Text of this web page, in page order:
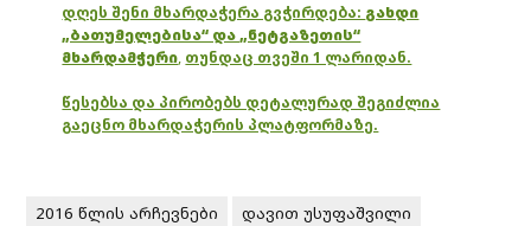
დღეს შენი მხარდაჭერა გვჭირდება: გახდი
„ბათუმელებისა“ და „ნეტგაზეთის“
მხარდამჭერი, თუნდაც თვეში 1 ლარიდან.
წესებსა და პირობებს დეტალურად შეგიძლია
გაეცნო მხარდაჭერის პლატფორმაზე.
2016 წლის არჩევნები
დავით უსუფაშვილი